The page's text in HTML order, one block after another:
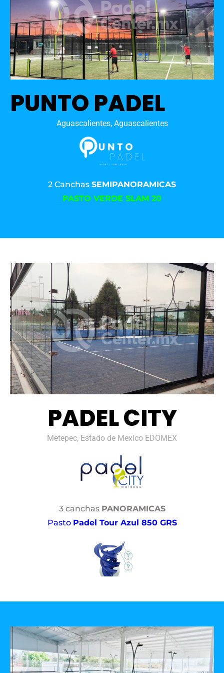
PUNTO PADEL
Aguascalientes, Aguascalientes
2 Canchas SEMIPANORAMICAS
PASTO VERDE SLAM 20
PADEL CITY
Metepec, Estado de Mexico EDOMEX
3 canchas PANORAMICAS
Pasto Padel Tour Azul 850 GRS